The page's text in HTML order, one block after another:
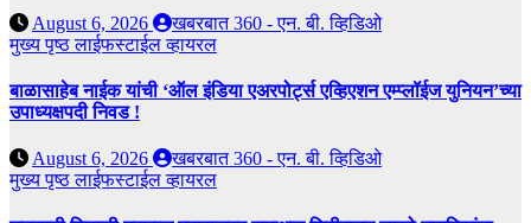
August 6, 2026
खबरबात 360 - एन. बी. व्हिडिओ
मुख्य पृष्ठलाईफस्टाईलव्हायरल
बाळासाहेब नाईक यांची ‘ऑल इंडिया एअरपोर्ट्स एव्हिएशन एम्प्लॉईज युनियन’च्या
उपाध्यक्षपदी निवड !
August 6, 2026
खबरबात 360 - एन. बी. व्हिडिओ
मुख्य पृष्ठलाईफस्टाईलव्हायरल